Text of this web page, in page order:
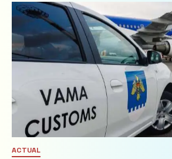
ACTUAL